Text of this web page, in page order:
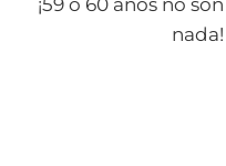
¡59 o 60 años no son
nada!